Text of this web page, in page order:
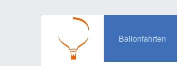
Ballonfahrten